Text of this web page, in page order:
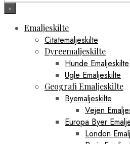
×
Emaljeskilte
Citatemaljeskilte
Dyreemaljeskilte
Hunde Emaljeskilte
Ugle Emaljeskilte
Geografi Emaljeskilte
Byemaljeskilte
Vejen
Europa Byer
London